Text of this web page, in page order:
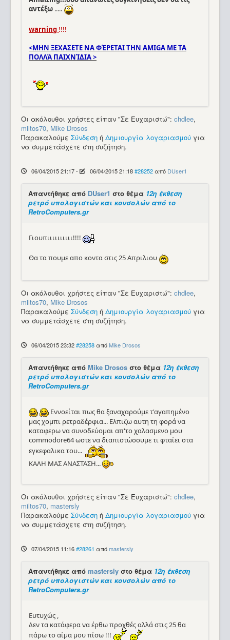
αντέξω .....
warning !!!!
<ΜΗΝ ΞΕΧΑΣΕΤΕ ΝΑ ΦΈΡΕΤΑΙ ΤΗΝ ΑΜΙGA ΜΕ ΤΑ
ΠΟΛΛΆ ΠΑΙΧΝΊΔΙΑ >
Οι ακόλουθοι χρήστες είπαν "Σε Ευχαριστώ": chdlee,
miltos70, Mike Drosos
Παρακαλούμε Σύνδεση ή Δημιουργία λογαριασμού για
να συμμετάσχετε στη συζήτηση.
06/04/2015 21:17- 06/04/2015 21:18 #28252 από DUser1
Απαντήθηκε από DUser1 στο θέμα 12η έκθεση
ρετρό υπολογιστών και κονσολών από το
RetroComputers.gr
Γιουπιιιιιιιιιι!!!!
Θα τα πουμε απο κοντα στις 25 Απριλιου
Οι ακόλουθοι χρήστες είπαν "Σε Ευχαριστώ": chdlee,
miltos70, Mike Drosos
Παρακαλούμε Σύνδεση ή Δημιουργία λογαριασμού για
να συμμετάσχετε στη συζήτηση.
06/04/2015 23:32 #28258 απόMike Drosos
Απαντήθηκε από Mike Drosos στο θέμα 12η έκθεση
ρετρό υπολογιστών και κονσολών από το
RetroComputers.gr
Εννοείται πως θα ξαναχαρούμε τ'αγαπημένο
μας χομπι ρετραδέρφια... Ελπιζω αυτη τη φορά να
καταφερω να συνοδεύομαι απ'το χαλασμενο μου
commodore64 ωστε να διαπιστώσουμε τι φταίει στα
εγκεφαλικα του...
ΚΑΛΗ ΜΑΣ ΑΝΑΣΤΑΣΗ...
Οι ακόλουθοι χρήστες είπαν "Σε Ευχαριστώ": chdlee,
miltos70, mastersly
Παρακαλούμε Σύνδεση ή Δημιουργία λογαριασμού για
να συμμετάσχετε στη συζήτηση.
07/04/2015 11:16 #28261 απόmastersly
Απαντήθηκε από mastersly στο θέμα 12η έκθεση
ρετρό υπολογιστών και κονσολών από το
RetroComputers.gr
Ευτυχώς ,
Δεν τα κατάφερα να έρθω προχθές αλλά στις 25 θα
πάρω το αίμα μου πίσω !!!